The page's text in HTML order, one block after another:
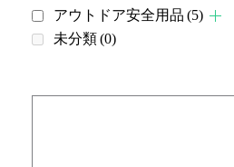
アウトドア安全用品 (5)
未分類(0)